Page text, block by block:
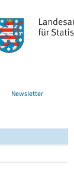
Newsletter